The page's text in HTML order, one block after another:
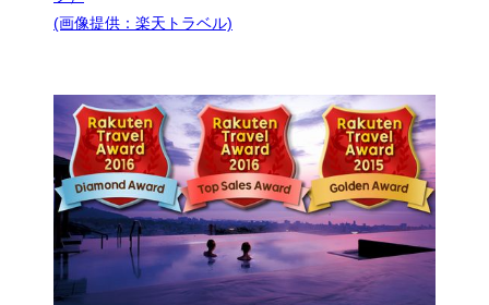
(画像提供：楽天トラベル)